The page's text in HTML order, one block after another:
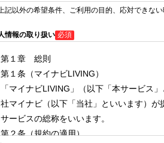
記以外の希望条件、ご利用の目的、応対できな
情報の取り扱い 必須
第１章 総則
第１条（マイナビLIVING）
「マイナビLIVING」（以下「本サービス
社マイナビ（以下「当社」といいます）が
サービスの総称をいいます。
第２条（規約の適用）